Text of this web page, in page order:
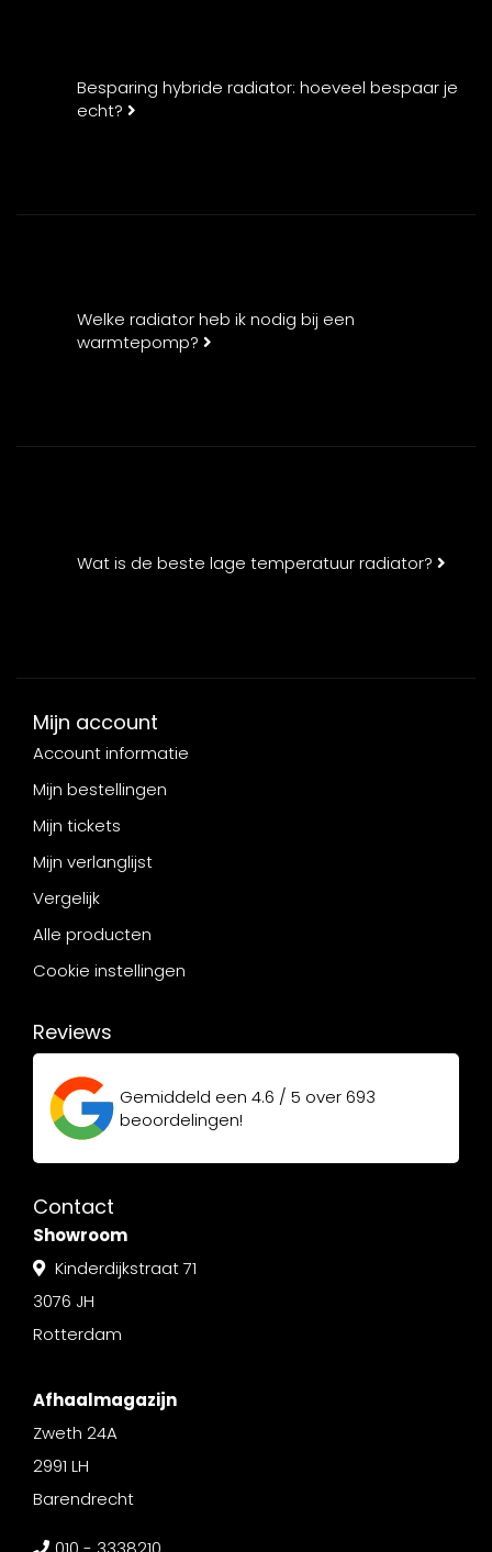
Besparing hybride radiator: hoeveel bespaar je
echt?
Welke radiator heb ik nodig bij een
warmtepomp?
Wat is de beste lage temperatuur radiator?
Mijn account
Account informatie
Mijn bestellingen
Mijn tickets
Mijn verlanglijst
Vergelijk
Alle producten
Cookie instellingen
Reviews
Gemiddeld een 4.6 / 5 over693
beoordelingen!
Contact
Showroom
Kinderdijkstraat 71
3076 JH
Rotterdam
Afhaalmagazijn
Zweth 24A
2991 LH
Barendrecht